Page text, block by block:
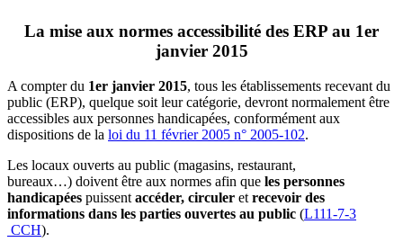
La mise aux normes accessibilité des ERP au 1er
janvier 2015
A compter du 1er janvier 2015, tous les établissements recevant du
public (ERP), quelque soit leur catégorie, devront normalement être
accessibles aux personnes handicapées, conformément aux
dispositions de la loi du 11 février 2005 n° 2005-102.
Les locaux ouverts au public (magasins, restaurant,
bureaux…) doivent être aux normes afin que les personnes
handicapées puissent accéder, circuler et recevoir des
informations dans les parties ouvertes au public (L111-7-3
CCH).